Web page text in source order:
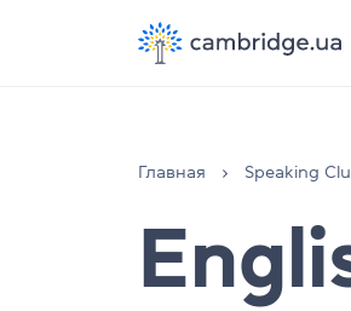
Главная Speaking